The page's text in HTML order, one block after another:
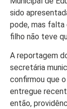
Fale
sido
pode, mas falta
filho não teve
A reportagem
secretária
confirmou que
entregue
então,